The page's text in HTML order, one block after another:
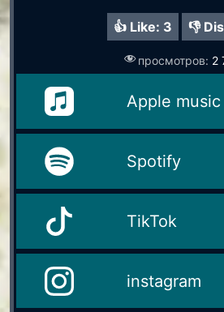
👍 Like: 3 👎
просмотров: 2
Apple music
Spotify
TikTok
instagram